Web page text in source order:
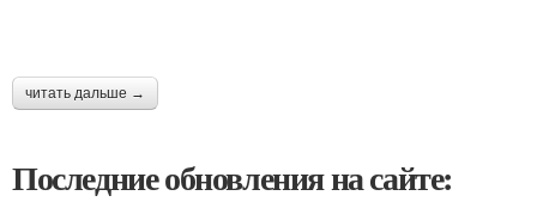
читать дальше →
Последние обновления на сайте: